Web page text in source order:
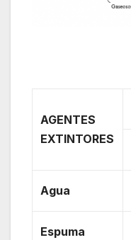
AGENTES
EXTINTORES
Agua
Espuma